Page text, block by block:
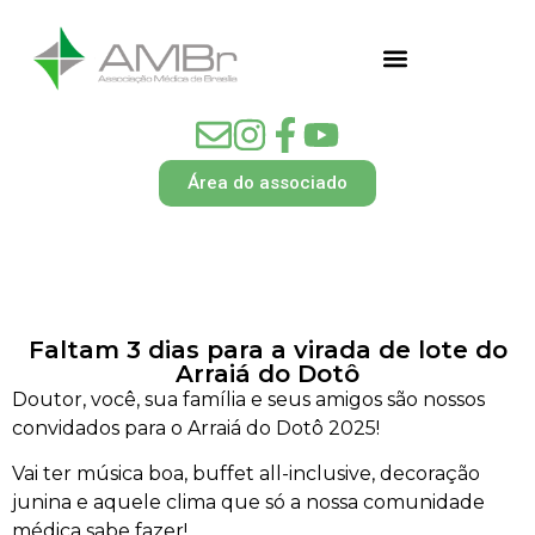
Área do associado
Faltam 3 dias para a virada de lote do
Arraiá do Dotô
Doutor, você, sua família e seus amigos são nossos
convidados para o Arraiá do Dotô 2025!
Vai ter música boa, buffet all-inclusive, decoração
junina e aquele clima que só a nossa comunidade